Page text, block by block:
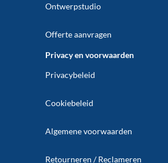
Ontwerpstudio
Offerte aanvragen
Privacy en voorwaarden
Privacybeleid
Cookiebeleid
Algemene voorwaarden
Retourneren / Reclameren